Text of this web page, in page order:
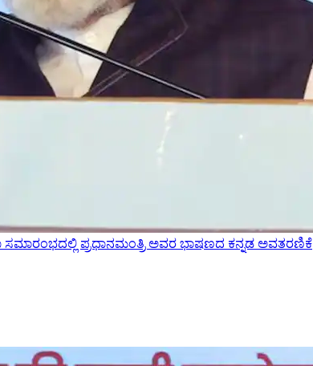
ಪ್ರಧಾನಮಂತ್ರಿ ಅವರ ಭಾಷಣದ ಕನ್ನಡ ಅವತರಣಿಕೆ